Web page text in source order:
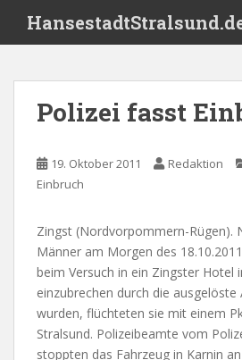
i
Polizei fasst
19. Oktober 2011 Redaktion
Einbruch
Zingst (Nordvorpommern-Rügen).
Männer am Morgen des
beim Versuch in ein Zingster Hotel
einzubrechen durch die
wurden, flüchteten sie mit einem
Stralsund. Polizeibeamte vom
stoppten das Fahrzeug in Karnin